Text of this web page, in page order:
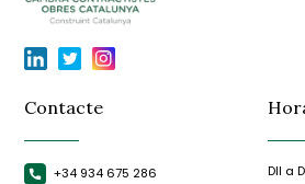
Contacte
+34 934 675 286
Dll a